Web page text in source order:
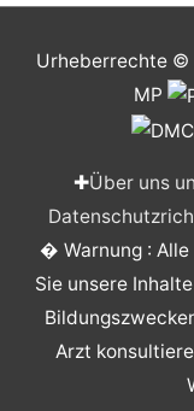
Urheberrechte ©
MP
✚Über uns
� Warnung :
Sie unsere
Arzt